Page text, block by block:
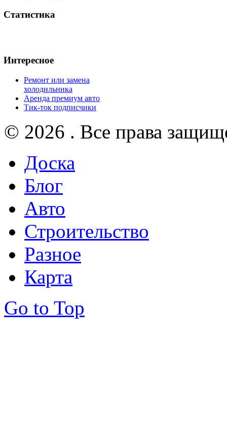
Статистика
Интересное
Ремонт или замена
холодильника
Аренда премиум авто
Тик-ток подписчики
© 2026 . Все права
Доска
Блог
Авто
Строительство
Разное
Карта
Go to Top